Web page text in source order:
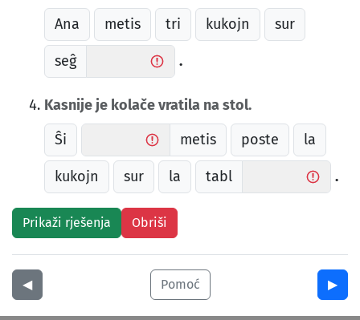
Ana
metis tri kukojn sur
seĝ .
Kasnije je kolače vratila na stol.
Ŝi
metis poste la
kukojn sur la tabl .
◀︎ Pomoć ▶︎